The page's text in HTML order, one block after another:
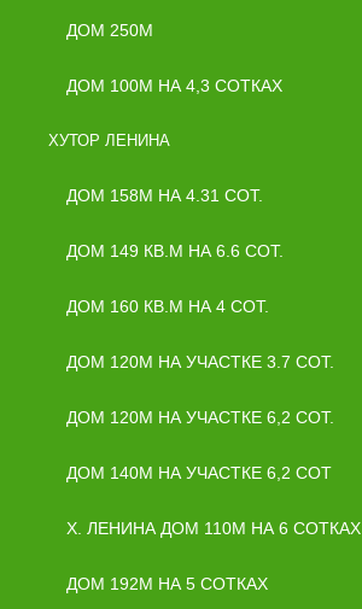
ДОМ 250М
ДОМ 100М НА 4,3 СОТКАХ
ХУТОР ЛЕНИНА
ДОМ 158М НА 4.31 СОТ.
ДОМ 149 КВ.М НА 6.6 СОТ.
ДОМ 160 КВ.М НА 4 СОТ.
ДОМ 120М НА УЧАСТКЕ 3.7 СОТ.
ДОМ 120М НА УЧАСТКЕ 6,2 СОТ.
ДОМ 140М НА УЧАСТКЕ 6,2 СОТ
Х. ЛЕНИНА ДОМ 110М НА 6 СОТКАХ
ДОМ 192М НА 5 СОТКАХ